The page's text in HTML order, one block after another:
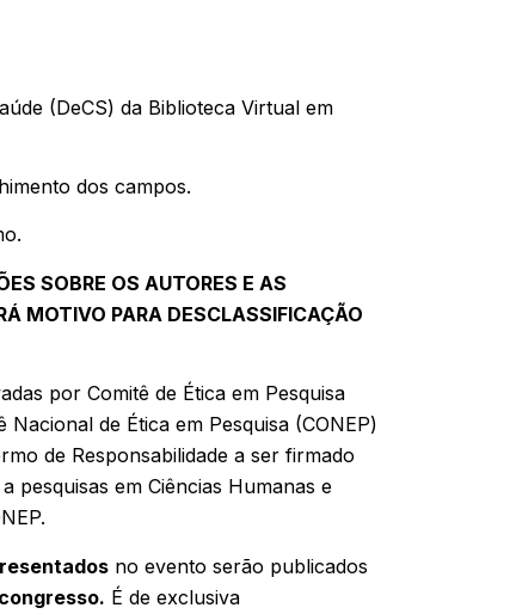
(DeCS) da Biblioteca Virtual em
dos campos.
SOBRE OS AUTORES E AS
MOTIVO PARA DESCLASSIFICAÇÃO
por Comitê de Ética em Pesquisa
de Ética em Pesquisa (CONEP)
de Responsabilidade a ser firmado
pesquisas em Ciências Humanas e
no evento serão publicados
É de exclusiva